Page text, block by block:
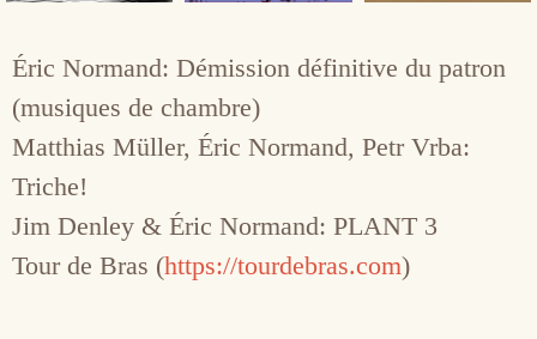
Éric Normand: Démission définitive du patron
(musiques de chambre)
Matthias Müller, Éric Normand, Petr Vrba:
Triche!
Jim Denley & Éric Normand: PLANT 3
Tour de Bras (https://tourdebras.com)